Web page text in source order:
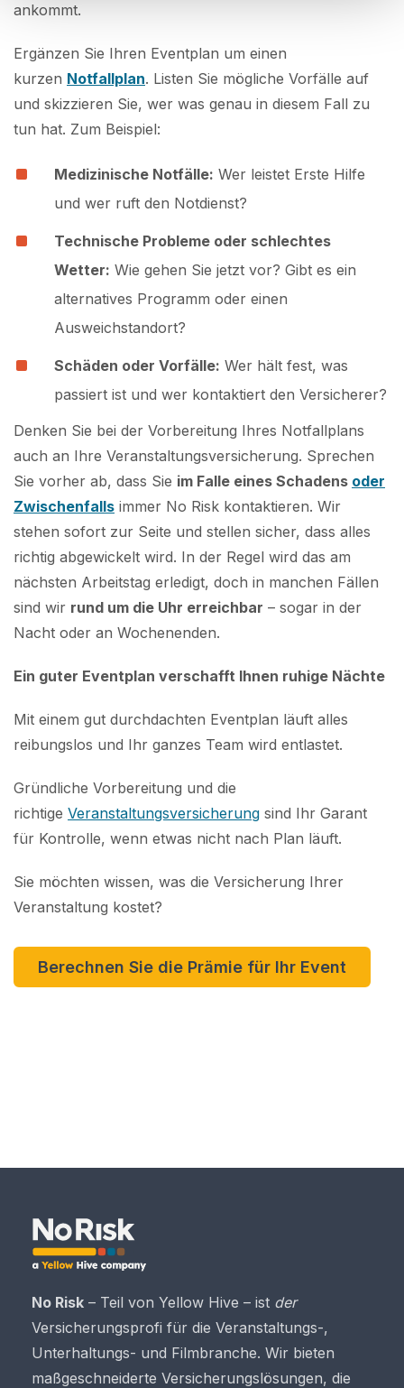
ankommt.
Ergänzen Sie Ihren Eventplan um einen
kurzen Notfallplan. Listen Sie mögliche Vorfälle auf
und skizzieren Sie, wer was genau in diesem Fall zu
tun hat. Zum Beispiel:
Medizinische Notfälle: Wer leistet Erste Hilfe
und wer ruft den Notdienst?
Technische Probleme oder schlechtes
Wetter: Wie gehen Sie jetzt vor? Gibt es ein
alternatives Programm oder einen
Ausweichstandort?
Schäden oder Vorfälle: Wer hält fest, was
passiert ist und wer kontaktiert den Versicherer?
Denken Sie bei der Vorbereitung Ihres Notfallplans
auch an Ihre Veranstaltungsversicherung. Sprechen
Sie vorher ab, dass Sie im Falle eines Schadens oder
Zwischenfalls immer No Risk kontaktieren. Wir
stehen sofort zur Seite und stellen sicher, dass alles
richtig abgewickelt wird. In der Regel wird das am
nächsten Arbeitstag erledigt, doch in manchen Fällen
sind wir rund um die Uhr erreichbar – sogar in der
Nacht oder an Wochenenden.
Ein guter Eventplan verschafft Ihnen ruhige Nächte
Mit einem gut durchdachten Eventplan läuft alles
reibungslos und Ihr ganzes Team wird entlastet.
Gründliche Vorbereitung und die
richtige Veranstaltungsversicherung sind Ihr Garant
für Kontrolle, wenn etwas nicht nach Plan läuft.
Sie möchten wissen, was die Versicherung Ihrer
Veranstaltung kostet?
Berechnen Sie die Prämie für Ihr Event
No Risk – Teil von Yellow Hive – ist der
Versicherungsprofi für die Veranstaltungs-,
Unterhaltungs- und Filmbranche. Wir bieten
maßgeschneiderte Versicherungslösungen, die